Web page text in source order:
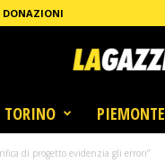
DONAZIONI
TORINO PIEMONTE
di progetto evidenzia gli errori”